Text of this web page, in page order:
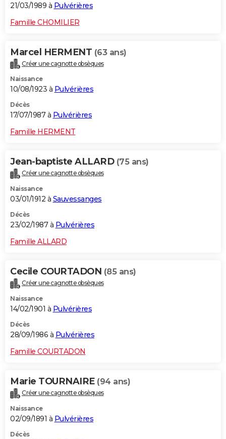
21/03/1989 à Pulvérières
Famille CHOMILIER
Marcel HERMENT (63 ans)
Créer une cagnotte obsèques
Naissance
10/08/1923 à Pulvérières
Décès
17/07/1987 à Pulvérières
Famille HERMENT
Jean-baptiste ALLARD (75 ans)
Créer une cagnotte obsèques
Naissance
03/01/1912 à Sauvessanges
Décès
23/02/1987 à Pulvérières
Famille ALLARD
Cecile COURTADON (85 ans)
Créer une cagnotte obsèques
Naissance
14/02/1901 à Pulvérières
Décès
28/09/1986 à Pulvérières
Famille COURTADON
Marie TOURNAIRE (94 ans)
Créer une cagnotte obsèques
Naissance
02/09/1891 à Pulvérières
Décès